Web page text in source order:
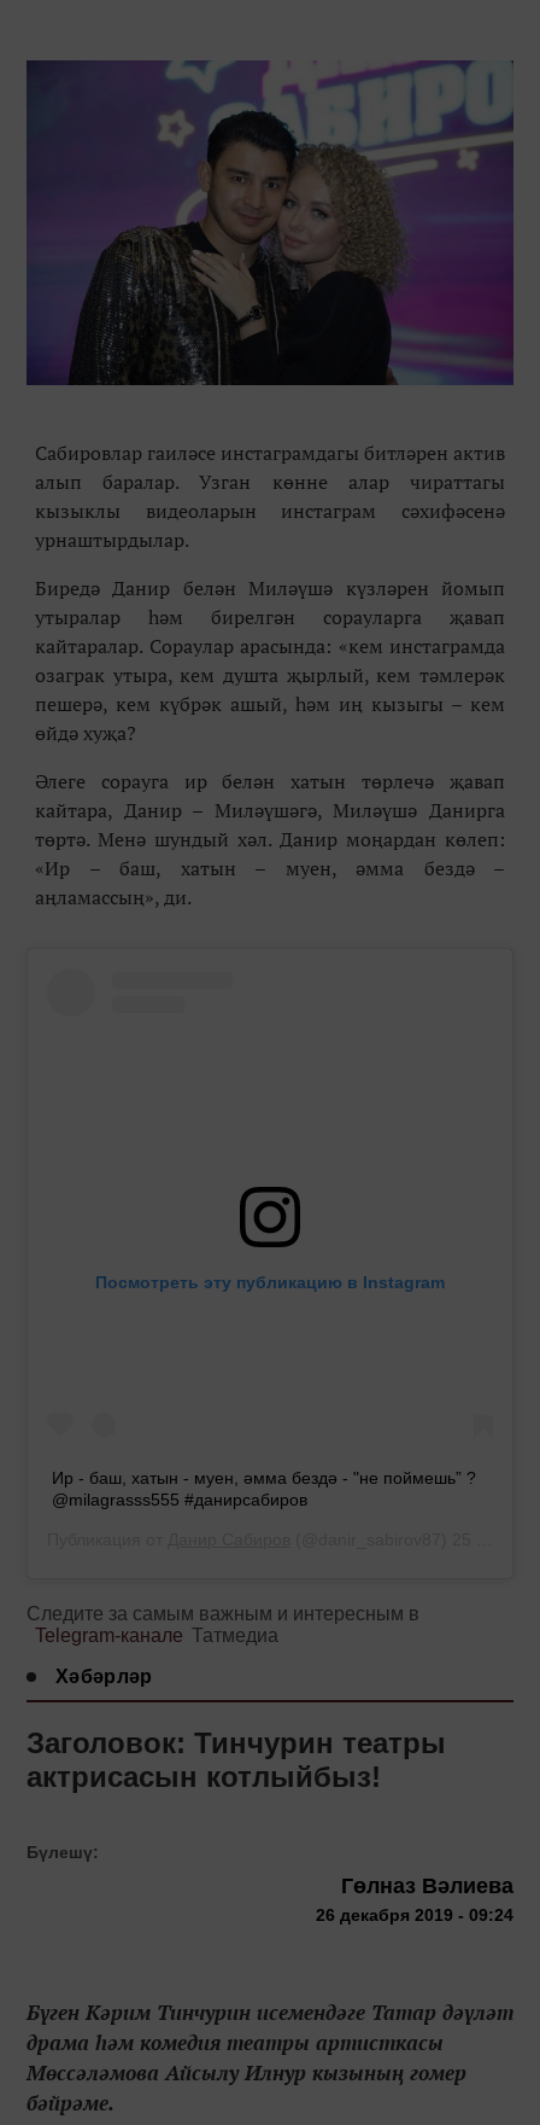
Сабировлар гаиләсе инстаграмдагы битләрен актив
алып баралар. Узган көнне алар чираттагы
кызыклы видеоларын инстаграм сәхифәсенә
урнаштырдылар.
Биредә Данир белән Миләүшә күзләрен йомып
утыралар һәм бирелгән сорауларга җавап
кайтаралар. Сораулар арасында: «кем инстаграмда
озаграк утыра, кем душта җырлый, кем тәмлерәк
пешерә, кем күбрәк ашый, һәм иң кызыгы – кем
өйдә хуҗа?
Әлеге сорауга ир белән хатын төрлечә җавап
кайтара, Данир – Миләүшәгә, Миләүшә Данирга
төртә. Менә шундый хәл. Данир моңардан көлеп:
«Ир – баш, хатын – муен, әмма бездә –
аңламассың», ди.
Посмотреть эту публикацию в Instagram
Ир - баш, хатын - муен, әмма бездә - "не поймешь” ?
@milagrasss555 #данирсабиров
Следите за самым важным и интересным в
Telegram-канале Татмедиа
Хәбәрләр
Заголовок: Тинчурин театры
актрисасын котлыйбыз!
Бүлешү:
Гөлназ Вәлиева
26 декабря 2019 - 09:24
Бүген Кәрим Тинчурин исемендәге Татар дәүләт
драма һәм комедия театры артисткасы
Мөссәләмова Айсылу Илнур кызының гомер
бәйрәме.